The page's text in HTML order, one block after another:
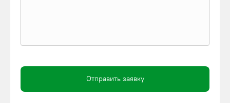
Отправить заявку